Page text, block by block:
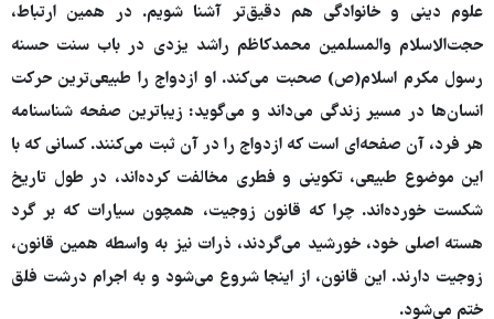
علوم دینی و خانوادگی هم دقیق‌تر آشنا شویم. در همین ارتباط،
حجت‌الاسلام والمسلمین محمدکاظم راشد یزدی در باب سنت حسنه
رسول مکرم اسلام(ص) صحبت می‌کند. او ازدواج را طبیعی‌ترین حرکت
انسان‌ها در مسیر زندگی می‌داند و می‌گوید: زیباترین صفحه شناسنامه
هر فرد، آن صفحه‌ای است که ازدواج را در آن ثبت می‌کنند. کسانی که با
این موضوع طبیعی، تکوینی و فطری مخالفت کرده‌اند، در طول تاریخ
شکست خورده‌اند. چرا که قانون زوجیت، همچون سیارات که بر گرد
هسته اصلی خود، خورشید می‌گردند، ذرات نیز به واسطه همین قانون،
زوجیت دارند. این قانون، از اینجا شروع می‌شود و به اجرام درشت فلق
ختم می‌شود.